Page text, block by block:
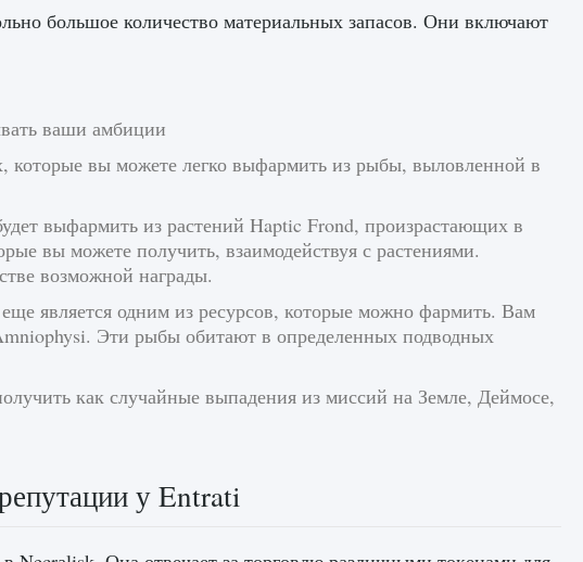
большое количество материальных запасов. Они включают
ваши амбиции
которые вы можете легко выфармить из рыбы, выловленной в
выфармить из растений Haptic Frond, произрастающих в
вы можете получить, взаимодействуя с растениями.
возможной награды.
является одним из ресурсов, которые можно фармить. Вам
Эти рыбы обитают в определенных подводных
как случайные выпадения из миссий на Земле, Деймосе,
у Entrati